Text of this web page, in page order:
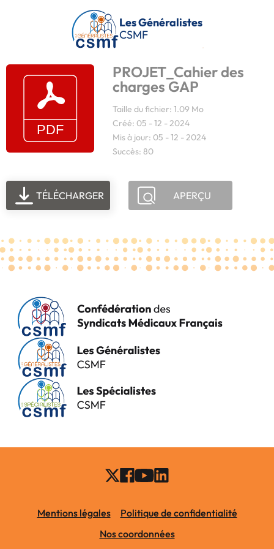
Passer au contenu principal
Les Généralistes
CSMF
PROJET_Cahier des
charges GAP
Taille du fichier: 1.09 Mo
Créé: 05 - 12 - 2024
Mis à jour: 05 - 12 - 2024
Succès: 80
TÉLÉCHARGER APERÇU
Mentions légales
Politique de confidentialité
Nos coordonnées